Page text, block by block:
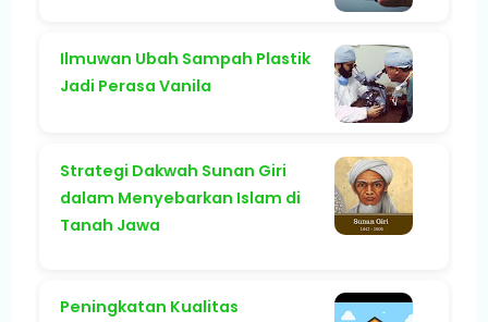
Ilmuwan Ubah Sampah Plastik
Jadi Perasa Vanila
Strategi Dakwah Sunan Giri
dalam Menyebarkan Islam di
Tanah Jawa
Peningkatan Kualitas